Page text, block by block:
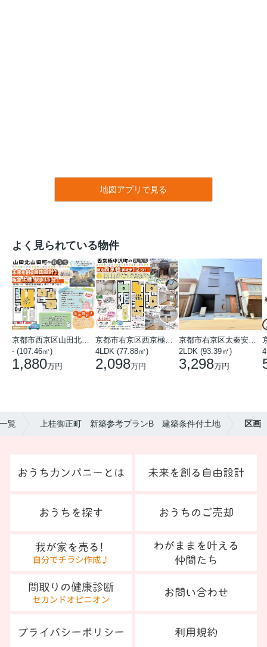
地図アプリで見る
よく見られている物件
- (107.46㎡)
1,880万円
4LDK (77.88㎡)
2,098万円
2LDK (93.39㎡)
3,298万円
覧 上桂御正町 新築参考プランB 建築条件付土地 区画